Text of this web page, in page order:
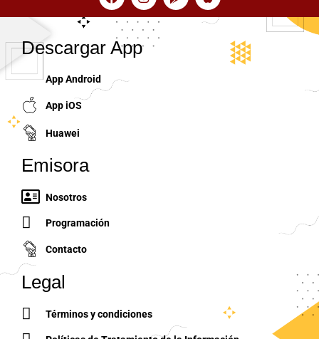
Descargar App
App Android
App iOS
Huawei
Emisora
Nosotros
Programación
Contacto
Legal
Términos y condiciones